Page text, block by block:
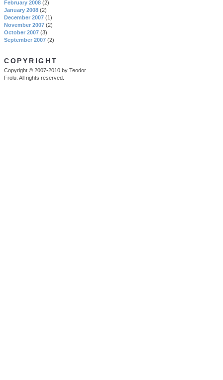
February 2008 (2)
January 2008 (2)
December 2007 (1)
November 2007 (2)
October 2007 (3)
September 2007 (2)
COPYRIGHT
Copyright © 2007-2010 by Teodor
Frolu. All rights reserved.